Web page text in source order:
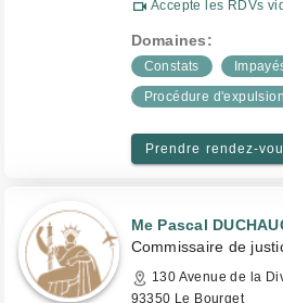
Accepte les RDVs
Domaines:
Constats
Procédure d'expulsion
Prendre rendez-
Me Pascal
Commissaire de
130 Avenue de la
93350 Le Bourget